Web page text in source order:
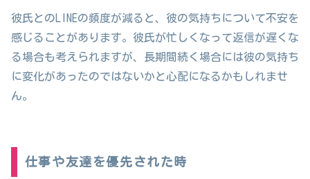
彼氏とのLINEの頻度が減ると、彼の気持ちについて不安を
感じることがあります。彼氏が忙しくなって返信が遅くな
る場合も考えられますが、長期間続く場合には彼の気持ち
に変化があったのではないかと心配になるかもしれませ
ん。
仕事や友達を優先された時